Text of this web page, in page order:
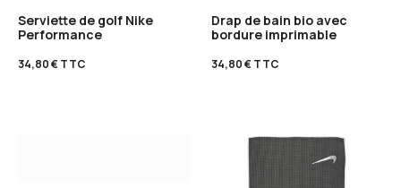
Serviette de golf Nike
Performance
34,80€TTC
Drap de bain bio avec
bordure imprimable
34,80€TTC